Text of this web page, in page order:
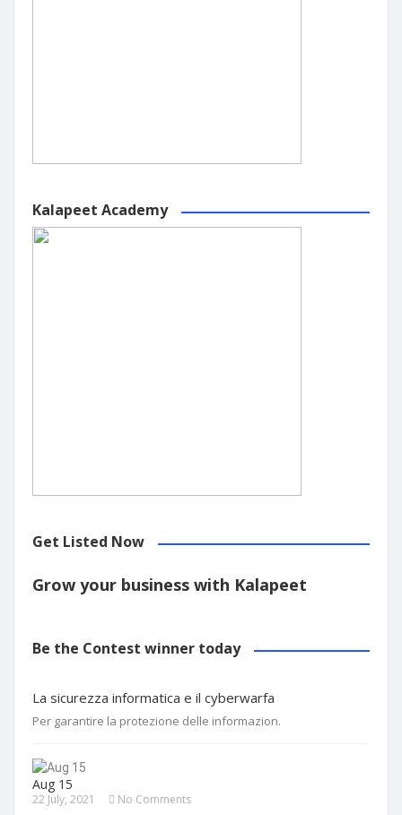
Kalapeet Academy
Get Listed Now
Grow your business with Kalapeet
Be the Contest winner today
La sicurezza informatica e il cyberwarfa
Per garantire la protezione delle informazion.
Aug 15
22 July, 2021 No Comments